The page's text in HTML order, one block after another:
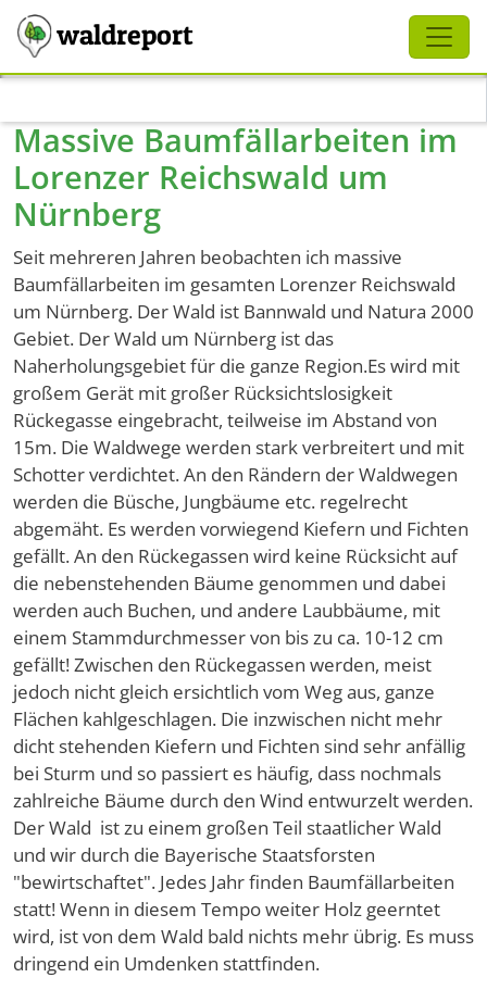
waldreport
Massive Baumfällarbeiten im
Lorenzer Reichswald um
Nürnberg
Seit mehreren Jahren beobachten ich massive
Baumfällarbeiten im gesamten Lorenzer Reichswald
um Nürnberg. Der Wald ist Bannwald und Natura 2000
Gebiet. Der Wald um Nürnberg ist das
Naherholungsgebiet für die ganze Region.Es wird mit
großem Gerät mit großer Rücksichtslosigkeit
Rückegasse eingebracht, teilweise im Abstand von
15m. Die Waldwege werden stark verbreitert und mit
Schotter verdichtet. An den Rändern der Waldwegen
werden die Büsche, Jungbäume etc. regelrecht
abgemäht. Es werden vorwiegend Kiefern und Fichten
gefällt. An den Rückegassen wird keine Rücksicht auf
die nebenstehenden Bäume genommen und dabei
werden auch Buchen, und andere Laubbäume, mit
einem Stammdurchmesser von bis zu ca. 10-12 cm
gefällt! Zwischen den Rückegassen werden, meist
jedoch nicht gleich ersichtlich vom Weg aus, ganze
Flächen kahlgeschlagen. Die inzwischen nicht mehr
dicht stehenden Kiefern und Fichten sind sehr anfällig
bei Sturm und so passiert es häufig, dass nochmals
zahlreiche Bäume durch den Wind entwurzelt werden.
Der Wald ist zu einem großen Teil staatlicher Wald
und wir durch die Bayerische Staatsforsten
"bewirtschaftet". Jedes Jahr finden Baumfällarbeiten
statt! Wenn in diesem Tempo weiter Holz geerntet
wird, ist von dem Wald bald nichts mehr übrig. Es muss
dringend ein Umdenken stattfinden.
Schliessen